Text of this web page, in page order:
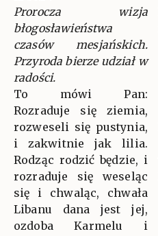
Prorocza wizja
błogosławieństwa
czasów mesjańskich.
Przyroda bierze udział w
radości.
To mówi Pan:
Rozraduje się ziemia,
rozweseli się pustynia,
i zakwitnie jak lilia.
Rodząc rodzić będzie, i
rozraduje się weseląc
się i chwaląc, chwała
Libanu dana jest jej,
ozdoba Karmelu i